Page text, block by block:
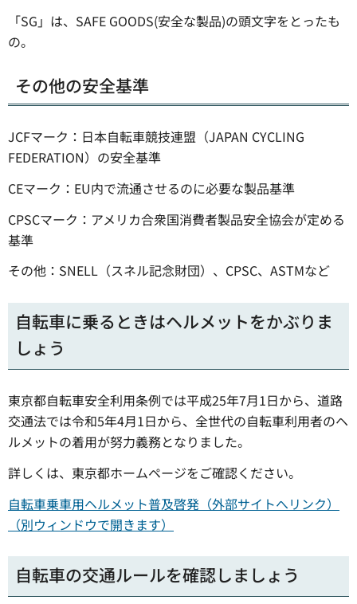
「SG」は、SAFE GOODS(安全な製品)の頭文字をとったも
の。
その他の安全基準
JCFマーク：日本自転車競技連盟（JAPAN CYCLING
FEDERATION）の安全基準
CEマーク：EU内で流通させるのに必要な製品基準
CPSCマーク：アメリカ合衆国消費者製品安全協会が定める
基準
その他：SNELL（スネル記念財団）、CPSC、ASTMなど
自転車に乗るときはヘルメットをかぶりま
しょう
東京都自転車安全利用条例では平成25年7月1日から、道路
交通法では令和5年4月1日から、全世代の自転車利用者のヘ
ルメットの着用が努力義務となりました。
詳しくは、東京都ホームページをご確認ください。
自転車乗車用ヘルメット普及啓発（外部サイトへリンク）
（別ウィンドウで開きます）
自転車の交通ルールを確認しましょう